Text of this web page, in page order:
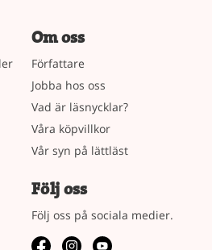
Om oss
Författare
Jobba hos oss
Vad är läsnycklar?
Våra köpvillkor
Vår syn på lättläst
Följ oss
Följ oss på sociala medier.